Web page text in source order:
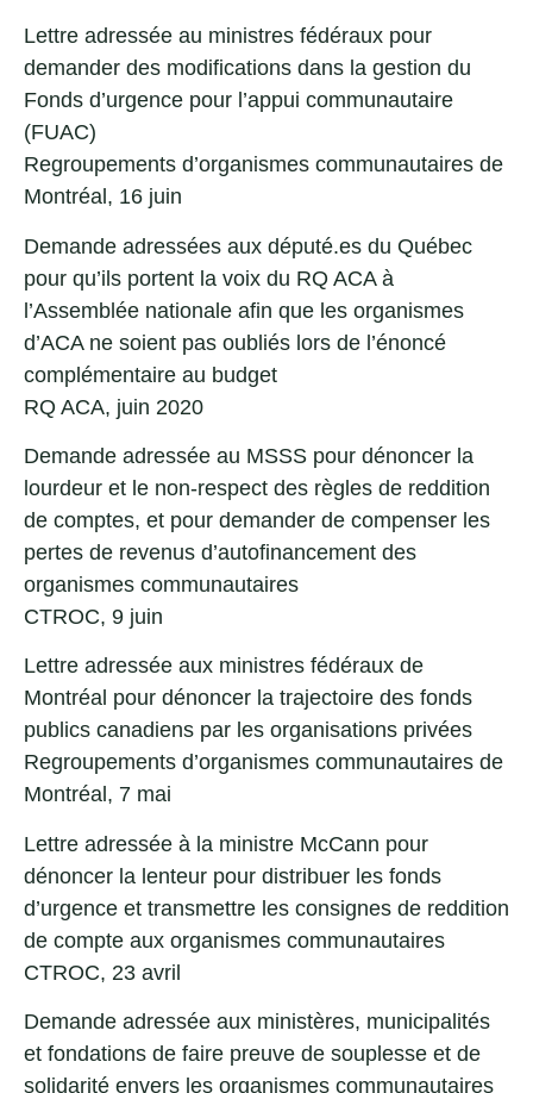
Lettre adressée au ministres fédéraux pour
demander des modifications dans la gestion du
Fonds d’urgence pour l’appui communautaire
(FUAC)
Regroupements d’organismes communautaires de
Montréal, 16 juin
Demande adressées aux député.es du Québec
pour qu’ils portent la voix du RQ ACA à
l’Assemblée nationale afin que les organismes
d’ACA ne soient pas oubliés lors de l’énoncé
complémentaire au budget
RQ ACA, juin 2020
Demande adressée au MSSS pour dénoncer la
lourdeur et le non-respect des règles de reddition
de comptes, et pour demander de compenser les
pertes de revenus d’autofinancement des
organismes communautaires
CTROC, 9 juin
Lettre adressée aux ministres fédéraux de
Montréal pour dénoncer la trajectoire des fonds
publics canadiens par les organisations privées
Regroupements d’organismes communautaires de
Montréal, 7 mai
Lettre adressée à la ministre McCann pour
dénoncer la lenteur pour distribuer les fonds
d’urgence et transmettre les consignes de reddition
de compte aux organismes communautaires
CTROC, 23 avril
Demande adressée aux ministères, municipalités
et fondations de faire preuve de souplesse et de
solidarité envers les organismes communautaires